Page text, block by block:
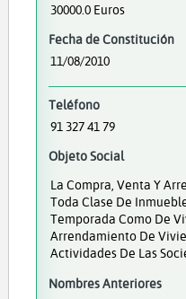
30000.0 Euros
Fecha de Constitución
11/08/2010
Teléfono
91 327 41 79
Objeto Social
La Compra, Venta Y
Toda Clase De
Temporada Como De
Arrendamiento De
Actividades De Las
Nombres Anteriores